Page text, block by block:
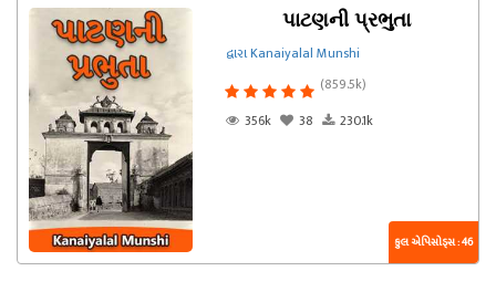
પાટણની પ્રભુતા
દ્વારા Kanaiyalal Munshi
(859.5k)
356k
38 230.1k
કુલ એપિસોડ્સ : 46